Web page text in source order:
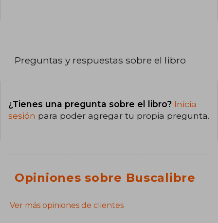
Preguntas y respuestas sobre el libro
¿Tienes una pregunta sobre el libro? Inicia
sesión para poder agregar tu propia pregunta.
Opiniones sobre Buscalibre
Ver más opiniones de clientes